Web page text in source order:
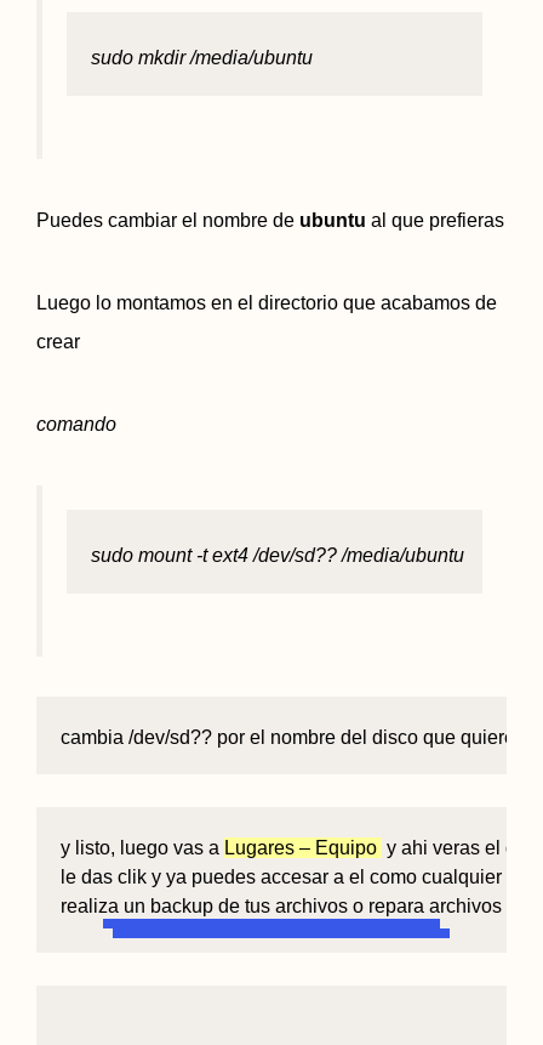
sudo mkdir /media/ubuntu
Puedes cambiar el nombre de ubuntu al que prefieras
Luego lo montamos en el directorio que acabamos de
crear
comando
sudo mount -t ext4 /dev/sd?? /media/ubuntu
cambia /dev/sd?? por el nombre del disco que quieres
y listo, luego vas a Lugares – Equipo y ahi veras el
le das clik y ya puedes accesar a el como cualquier otro,
realiza un backup de tus archivos o repara archivos con